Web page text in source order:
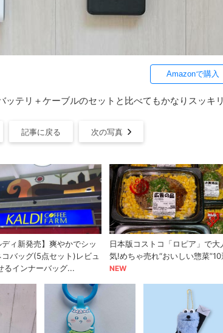
Amazonで購入
ッテリ＋ケーブルのセットと比べてもかなりスッキリ
記事に戻る 次の写真